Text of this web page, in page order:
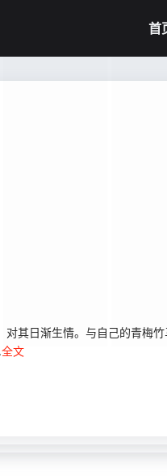
首
其日渐生情。与自己的青梅
全文